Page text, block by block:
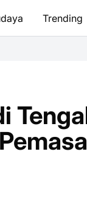
Trending